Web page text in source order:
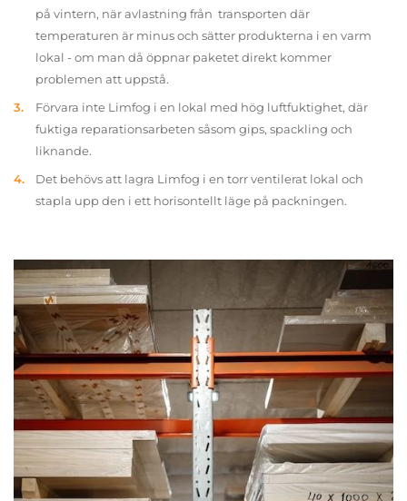
på vintern, när avlastning från transporten där
temperaturen är minus och sätter produkterna i en varm
lokal - om man då öppnar paketet direkt kommer
problemen att uppstå.
Förvara inte Limfog i en lokal med hög luftfuktighet, där
fuktiga reparationsarbeten såsom gips, spackling och
liknande.
Det behövs att lagra Limfog i en torr ventilerat lokal och
stapla upp den i ett horisontellt läge på packningen.